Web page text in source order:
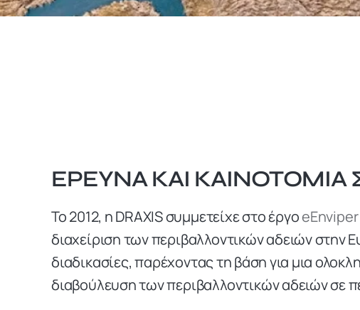
ΕΡΕΎΝΑ ΚΑΙ ΚΑΙΝΟΤΟΜΊΑ
Το 2012, η DRAXIS συμμετείχε στο έργοeEnviper
διαχείριση των περιβαλλοντικών αδειών στην
διαδικασίες, παρέχοντας τη βάση για μια
διαβούλευση των περιβαλλοντικών αδειών σε